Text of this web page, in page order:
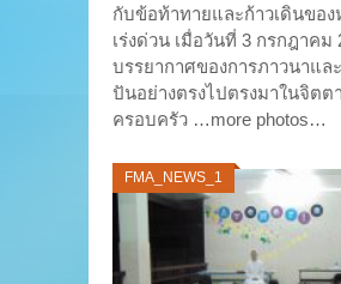
กับข้อท้าทายและก้าวเดินขอ
เร่งด่วน เมื่อวันที่ 3 กรกฎาคม
บรรยากาศของการภาวนาแล
ปันอย่างตรงไปตรงมาในจิต
ครอบครัว …more photos…
FMA_NEWS_1